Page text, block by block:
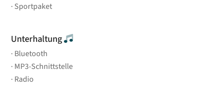
Sportpaket
Unterhaltung
Bluetooth
MP3-Schnittstelle
Radio